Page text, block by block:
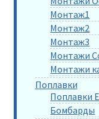
Монтаж1
Монтаж2
Монтаж3
Монтажи
Монтажи
Поплавки
Поплавки
Бомбарды